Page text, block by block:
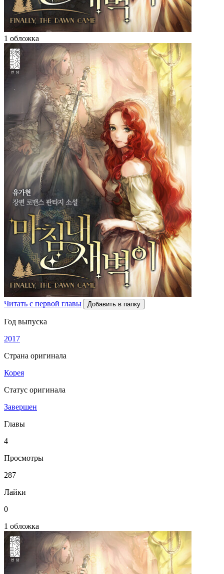
1 обложка
Читать с первой главы Добавить в папку
Год выпуска
2017
Страна оригинала
Корея
Статус оригинала
Завершен
Главы
4
Просмотры
287
Лайки
0
1 обложка